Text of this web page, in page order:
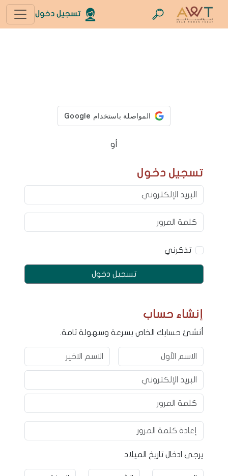
تسجيل دخول
أو
إنشاء حساب
أنشئ حسابك الخاص بسرعة وسهولة تامة.
يرجى ادخال تاريخ الميلاد
تسجيل دخول
تذكرني
تسجيل دخول